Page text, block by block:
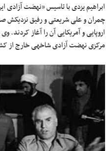
چمران و علی شریعتی و رفیق نزدیکش
اروپایی و آمریکایی آن را آغاز
مرکزی نهضت آزادی شاخه‎ی خارج از کشور انتخاب شد.